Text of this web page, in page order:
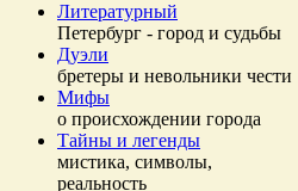
Литературный
Петербург - город и судьбы
Дуэли
бретеры и невольники чести
Мифы
о происхождении города
Тайны и легенды
мистика, символы,
реальность